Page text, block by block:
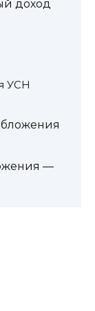
доход
УСН
—